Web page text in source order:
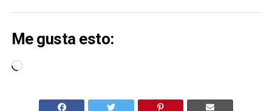
Me gusta esto:
Cargando...